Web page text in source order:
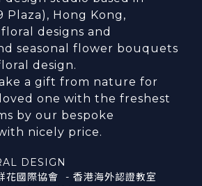
Plaza), Hong Kong,
designs and
seasonal flower bouquets
design.
a gift from nature for
one with the freshest
by our bespoke
nicely price.
DESIGN
國際協會 - 香港海外認證教室